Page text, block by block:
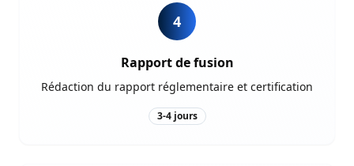
4
Rapport de fusion
Rédaction du rapport réglementaire et certification
3-4 jours